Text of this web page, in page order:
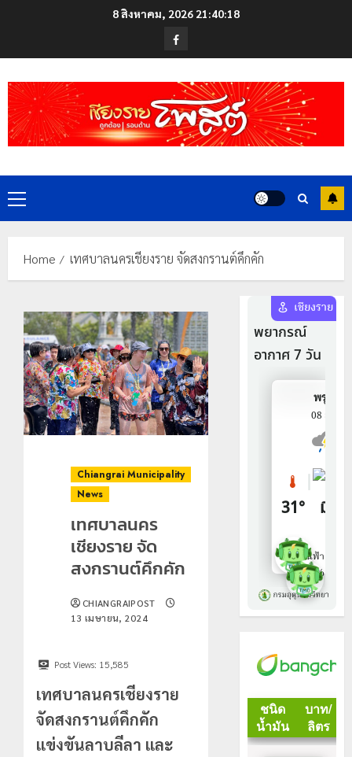
8 สิงหาคม, 2026 21:40:18
Facebook
Primary
Menu
Home เทศบาลนครเชียงราย จัดสงกรานต์คึกคัก
Chiangrai Municipality
News
เทศบาลนคร
เชียงราย จัด
สงกรานต์คึกคัก
CHIANGRAIPOST
13 เมษายน, 2024
Post Views: 15,585
เทศบาลนครเชียงราย
จัดสงกรานต์คึกคัก
แข่งขันลาบลีลา และ